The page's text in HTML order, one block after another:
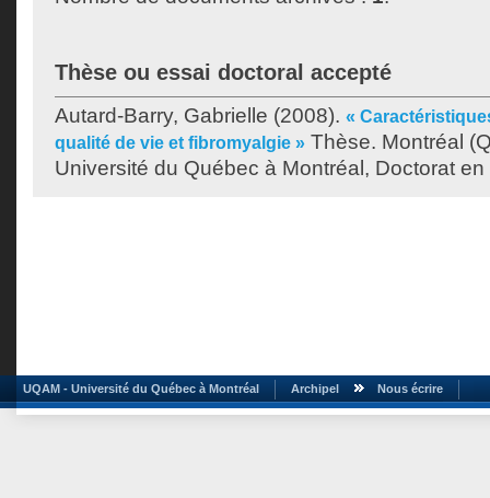
Thèse ou essai doctoral accepté
Autard-Barry, Gabrielle (2008). «
qualité de vie et fibromyalgie » Thèse. Montréal
Université du Québec à Montréal, Doctorat
UQAM - Université du Québec à Montréal Archipel Nous écrire